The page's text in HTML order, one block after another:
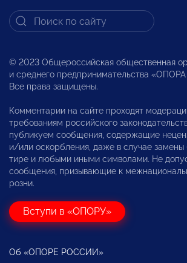
© 2023 Общероссийская общественная
и среднего предпринимательства
Все права защищены.
Комментарии на сайте проходят
требованиям российского
публикуем сообщения, содержащие
и/или оскорбления, даже в случае замены
тире и любыми иными символами. Не
сообщения, призывающие к
розни.
Вступи в «ОПОРУ»
Об «ОПОРЕ РОССИИ»